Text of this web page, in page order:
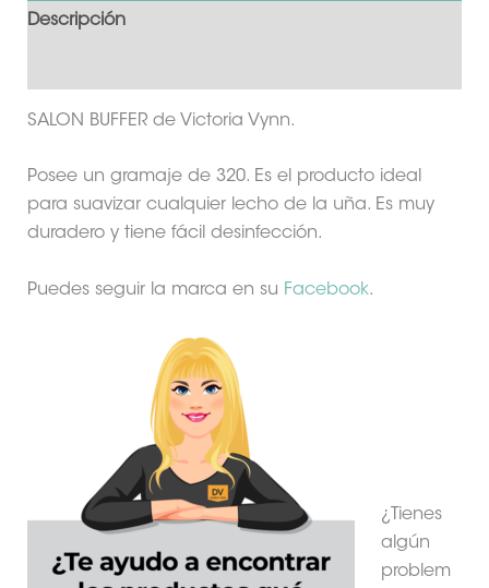
Descripción
SALON BUFFER de Victoria Vynn.
Posee un gramaje de 320. Es el producto ideal
para suavizar cualquier lecho de la uña. Es muy
duradero y tiene fácil desinfección.
Puedes seguir la marca en su Facebook.
¿Tienes
algún
problem